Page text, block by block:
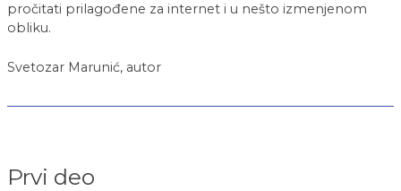
pročitati prilagođene za internet i u nešto izmenjenom
obliku.
Svetozar Marunić, autor
Prvi deo